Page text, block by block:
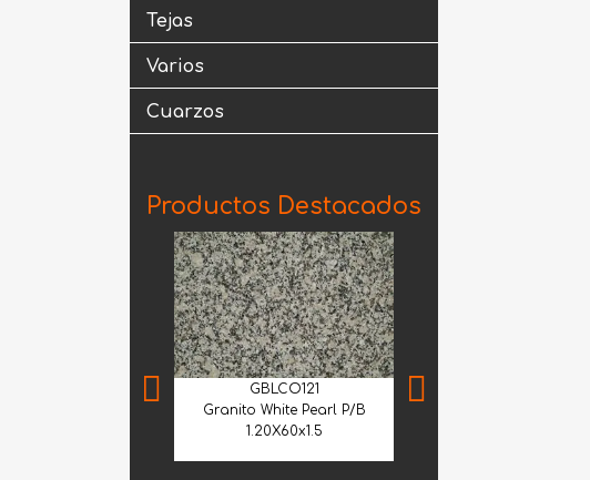
Tejas
Varios
Cuarzos
Productos Destacados
GBLCO121
Granito White Pearl P/B
1.20X60x1.5